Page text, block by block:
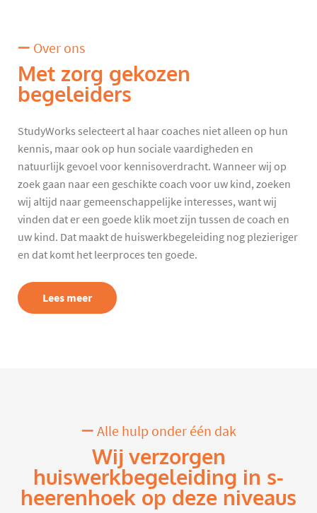
Over ons
Met zorg gekozen
begeleiders
StudyWorks selecteert al haar coaches niet alleen op hun
kennis, maar ook op hun sociale vaardigheden en
natuurlijk gevoel voor kennisoverdracht. Wanneer wij op
zoek gaan naar een geschikte coach voor uw kind, zoeken
wij altijd naar gemeenschappelijke interesses, want wij
vinden dat er een goede klik moet zijn tussen de coach en
uw kind. Dat maakt de huiswerkbegeleiding nog plezieriger
en dat komt het leerproces ten goede.
Lees meer
Alle hulp onder één dak
Wij verzorgen
huiswerkbegeleiding in s-
heerenhoek op deze niveaus